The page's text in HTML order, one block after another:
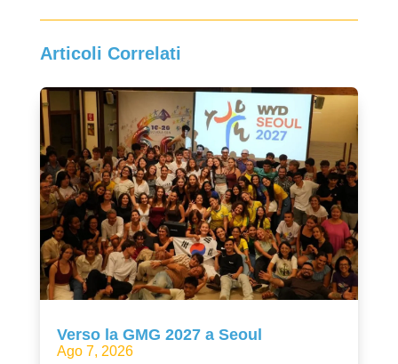
Articoli Correlati
Verso la GMG 2027 a Seoul
Ago 7, 2026